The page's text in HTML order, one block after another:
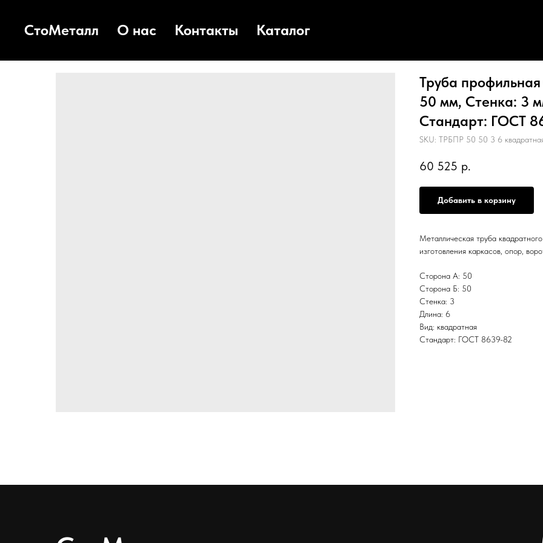
СтоМеталл О нас Контакты Каталог
Труба
50 мм, Стенка: 3
Стандарт: ГОСТ
SKU: ТРБПР 50 50 3 6
60 525 р.
Добавить в корзину
Металлическая труба
изготовления каркасов, опор,
Сторона А: 50
Сторона Б: 50
Стенка: 3
Длина: 6
Вид: квадратная
Стандарт: ГОСТ 8639-82